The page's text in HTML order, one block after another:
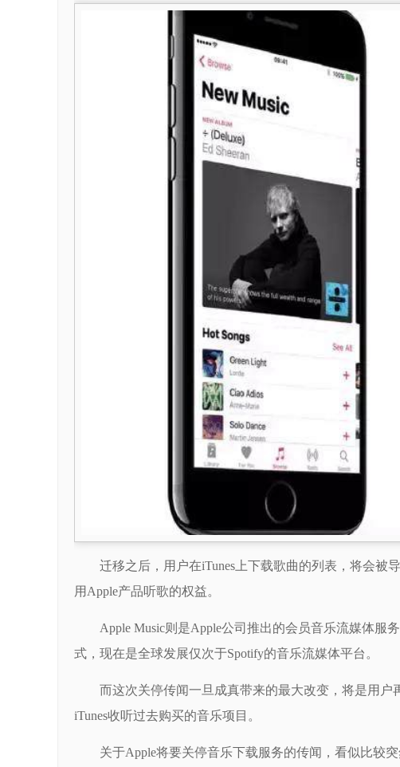
迁移之后，用户在iTunes上下载歌曲的列表，将会被
用Apple产品听歌的权益。
Apple Music则是Apple公司推出的会员音乐流媒体服
式，现在是全球发展仅次于Spotify的音乐流媒体平台。
而这次关停传闻一旦成真带来的最大改变，将是用户
iTunes收听过去购买的音乐项目。
关于Apple将要关停音乐下载服务的传闻，看似比较